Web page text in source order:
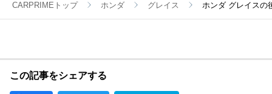
CARPRIMEトップ ホンダ グレイス ホンダ グレイスの
この記事をシェアする